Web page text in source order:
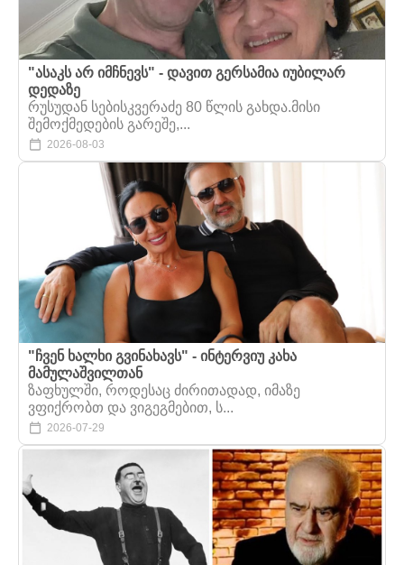
"ასაკს არ იმჩნევს" - დავით გერსამია იუბილარ
დედაზე
რუსუდან სებისკვერაძე 80 წლის გახდა.მისი
შემოქმედების გარეშე,...
2026-08-03
"ჩვენ ხალხი გვინახავს" - ინტერვიუ კახა
მამულაშვილთან
ზაფხულში, როდესაც ძირითადად, იმაზე
ვფიქრობთ და ვიგეგმებით, ს...
2026-07-29